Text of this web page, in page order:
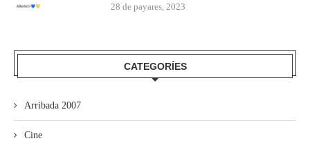
28 de payares, 2023
CATEGORÍES
Arribada 2007
Cine